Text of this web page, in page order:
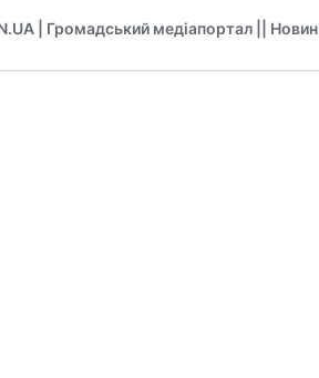
| Громадський медіапортал ||